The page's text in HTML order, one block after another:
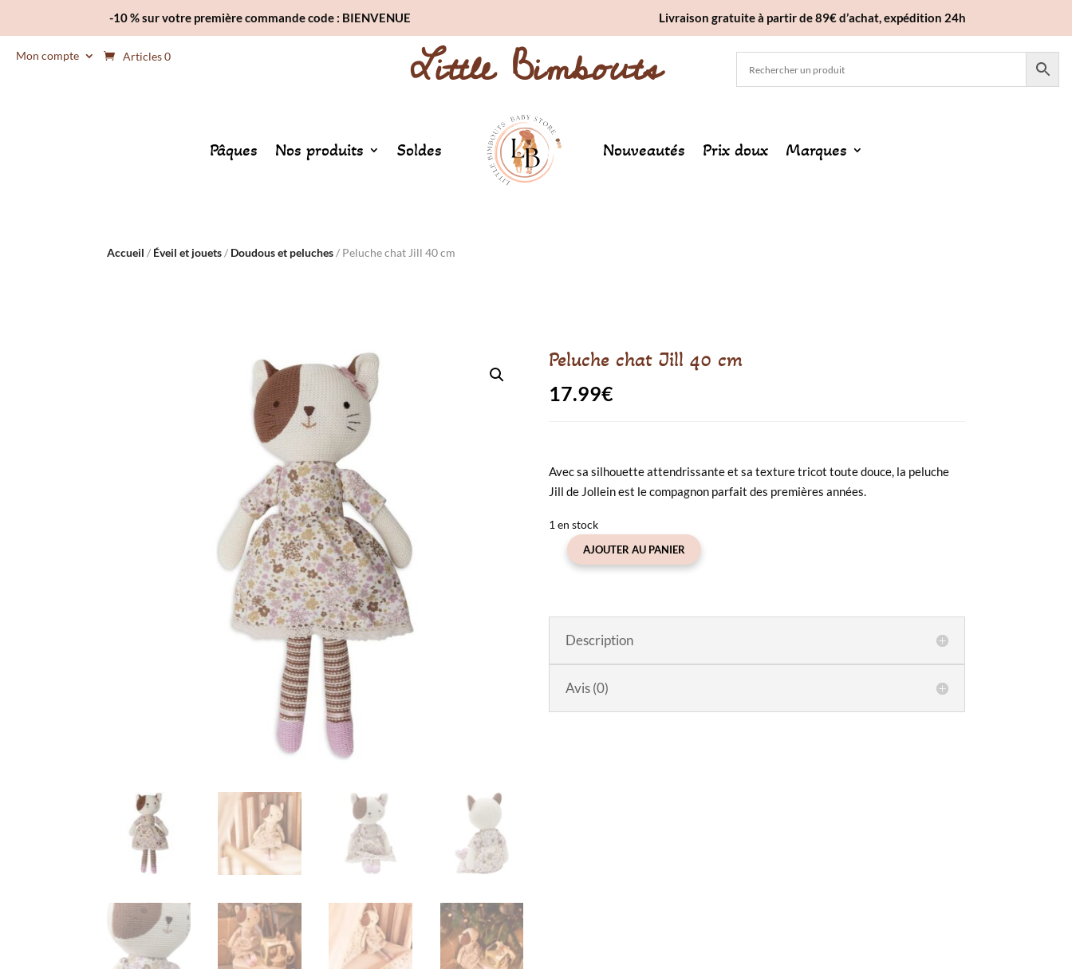
-10 % sur votre première commande code : BIENVENUE Livraison gratuite à partir de 89€ d’achat, expédition 24h
Mon compte Articles 0 Little Bimbouts
Pâques Nos produits Soldes Nouveautés Prix doux Marques
Accueil / Éveil et jouets/ Doudous et peluches/ Peluche chat Jill 40 cm
Peluche chat Jill 40 cm
17.99€
Avec sa silhouette attendrissante et sa texture tricot toute douce, la peluche
Jill de Jollein est le compagnon parfait des premières années.
1 en stock
quantité
chat
Jill
AJOUTER AU PANIER
Description
Avis (0)